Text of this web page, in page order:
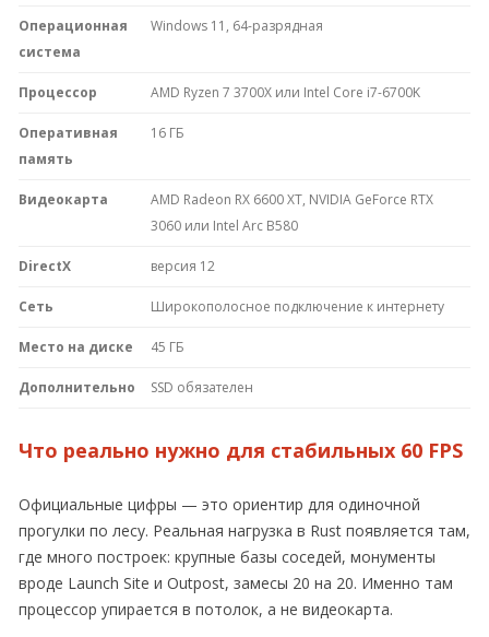
Операционная
система
Windows 11, 64-разрядная
Процессор AMD Ryzen 7 3700X или Intel Core i7-6700K
Оперативная
память
16 ГБ
Видеокарта
AMD Radeon RX 6600 XT, NVIDIA GeForce RTX
3060 или Intel Arc B580
DirectX версия 12
Сеть Широкополосное подключение к интернету
Место на диске 45 ГБ
Дополнительно SSD обязателен
Что реально нужно для стабильных 60 FPS
Официальные цифры — это ориентир для одиночной
прогулки по лесу. Реальная нагрузка в Rust появляется там,
где много построек: крупные базы соседей, монументы
вроде Launch Site и Outpost, замесы 20 на 20. Именно там
процессор упирается в потолок, а не видеокарта.